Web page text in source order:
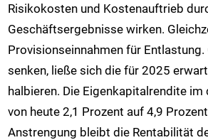
Risikokosten und Kostenauftrieb
Geschäftsergebnisse wirken.
Provisionseinnahmen für
senken, ließe sich die für 2025
halbieren. Die Eigenkapitalrendite
von heute 2,1 Prozent auf 4,9
Anstrengung bleibt die Rentabilität